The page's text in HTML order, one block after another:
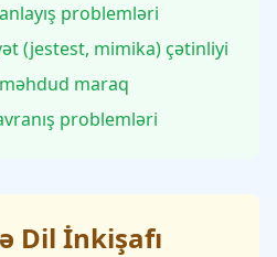
problemləri
(jestest, mimika) çətinliyi
maraq
problemləri
Dil İnkişafı